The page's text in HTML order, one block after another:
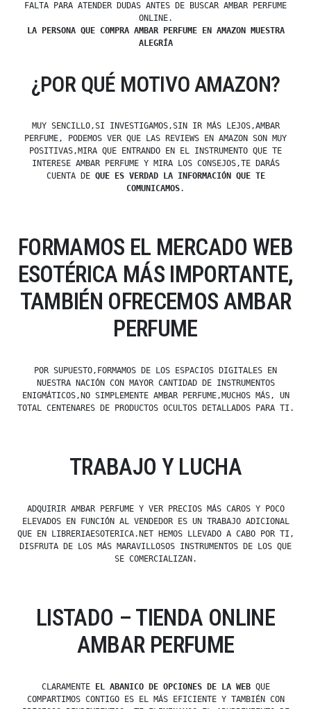
FALTA PARA ATENDER DUDAS ANTES DE BUSCAR AMBAR PERFUME
ONLINE.
LA PERSONA QUE COMPRA AMBAR PERFUME EN AMAZON MUESTRA
ALEGRÍA
¿POR QUÉ MOTIVO AMAZON?
MUY SENCILLO,SI INVESTIGAMOS,SIN IR MÁS LEJOS,AMBAR
PERFUME, PODEMOS VER QUE LAS REVIEWS EN AMAZON SON MUY
POSITIVAS,MIRA QUE ENTRANDO EN EL INSTRUMENTO QUE TE
INTERESE AMBAR PERFUME Y MIRA LOS CONSEJOS,TE DARÁS
CUENTA DE QUE ES VERDAD LA INFORMACIÓN QUE TE
COMUNICAMOS.
FORMAMOS EL MERCADO WEB
ESOTÉRICA MÁS IMPORTANTE,
TAMBIÉN OFRECEMOS AMBAR
PERFUME
POR SUPUESTO,FORMAMOS DE LOS ESPACIOS DIGITALES EN
NUESTRA NACIÓN CON MAYOR CANTIDAD DE INSTRUMENTOS
ENIGMÁTICOS,NO SIMPLEMENTE AMBAR PERFUME,MUCHOS MÁS, UN
TOTAL CENTENARES DE PRODUCTOS OCULTOS DETALLADOS PARA TI.
TRABAJO Y LUCHA
ADQUIRIR AMBAR PERFUME Y VER PRECIOS MÁS CAROS Y POCO
ELEVADOS EN FUNCIÓN AL VENDEDOR ES UN TRABAJO ADICIONAL
QUE EN LIBRERIAESOTERICA.NET HEMOS LLEVADO A CABO POR TI,
DISFRUTA DE LOS MÁS MARAVILLOSOS INSTRUMENTOS DE LOS QUE
SE COMERCIALIZAN.
LISTADO – TIENDA ONLINE
AMBAR PERFUME
CLARAMENTE EL ABANICO DE OPCIONES DE LA WEBQUE
COMPARTIMOS CONTIGO ES EL MÁS EFICIENTE Y TAMBIÉN CON